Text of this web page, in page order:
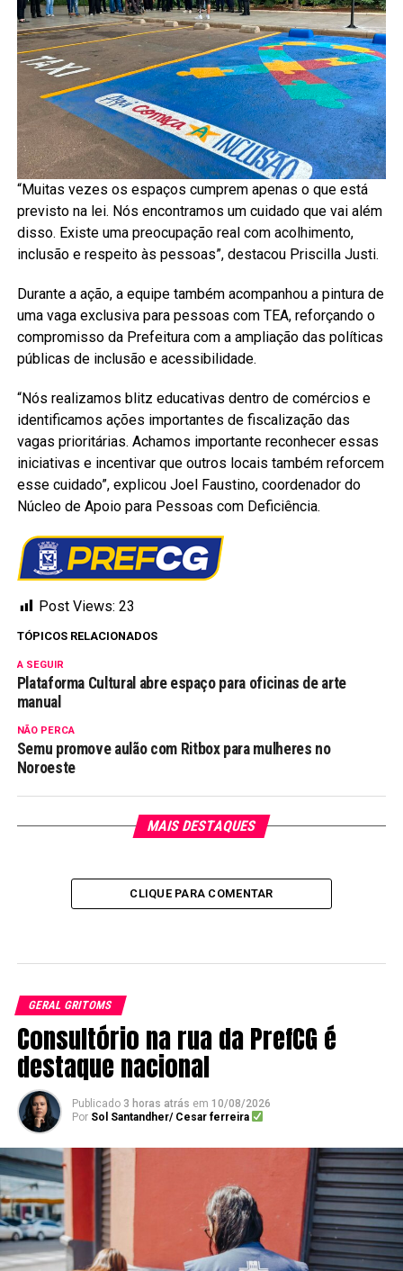
“Muitas vezes os espaços cumprem apenas o que está
previsto na lei. Nós encontramos um cuidado que vai além
disso. Existe uma preocupação real com acolhimento,
inclusão e respeito às pessoas”, destacou Priscilla Justi.
Durante a ação, a equipe também acompanhou a pintura de
uma vaga exclusiva para pessoas com TEA, reforçando o
compromisso da Prefeitura com a ampliação das políticas
públicas de inclusão e acessibilidade.
“Nós realizamos blitz educativas dentro de comércios e
identificamos ações importantes de fiscalização das
vagas prioritárias. Achamos importante reconhecer essas
iniciativas e incentivar que outros locais também reforcem
esse cuidado”, explicou Joel Faustino, coordenador do
Núcleo de Apoio para Pessoas com Deficiência.
Post Views: 23
TÓPICOS RELACIONADOS
A SEGUIR
Plataforma Cultural abre espaço para oficinas de arte
manual
NÃO PERCA
Semu promove aulão com Ritbox para mulheres no
Noroeste
MAIS DESTAQUES
CLIQUE PARA COMENTAR
GERAL GRITOMS
Consultório na rua da PrefCG é
destaque nacional
Publicado 3 horas atrás em 10/08/2026
Por Sol Santandher/ Cesar ferreira